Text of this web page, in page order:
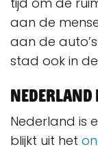
aan de
aan de
stad ook in
Nederland is
blijkt uit het